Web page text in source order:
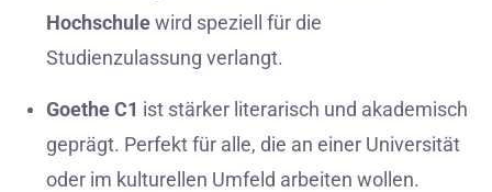
Hochschulewird speziell für die
Studienzulassung verlangt.
Goethe C1 ist stärker literarisch und akademisch
geprägt. Perfekt für alle, die an einer Universität
oder im kulturellen Umfeld arbeiten wollen.